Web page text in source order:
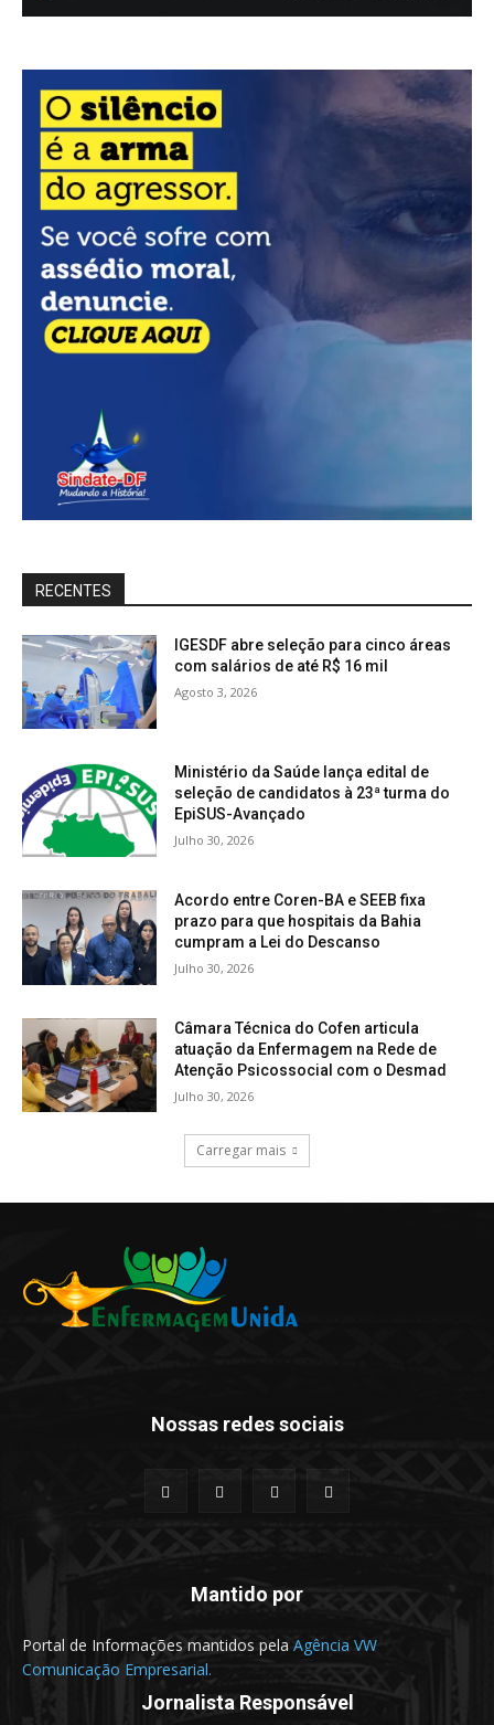
RECENTES
IGESDF abre seleção para cinco áreas
com salários de até R$ 16 mil
Agosto 3, 2026
Ministério da Saúde lança edital de
seleção de candidatos à 23ª turma do
EpiSUS-Avançado
Julho 30, 2026
Acordo entre Coren-BA e SEEB fixa
prazo para que hospitais da Bahia
cumpram a Lei do Descanso
Julho 30, 2026
Câmara Técnica do Cofen articula
atuação da Enfermagem na Rede de
Atenção Psicossocial com o Desmad
Julho 30, 2026
Carregar mais
Nossas redes sociais
Mantido por
Portal de Informações mantidos pela Agência VW
Comunicação Empresarial.
Jornalista Responsável